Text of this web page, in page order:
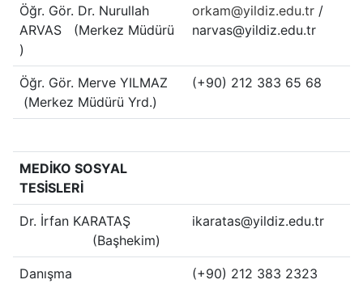
Öğr. Gör. Dr. Nurullah
ARVAS (Merkez Müdürü
)
orkam@yildiz.edu.tr /
narvas@yildiz.edu.tr
Öğr. Gör. Merve YILMAZ
(Merkez Müdürü Yrd.)
(+90) 212 383 65 68
MEDİKO SOSYAL
TESİSLERİ
Dr. İrfan KARATAŞ
(Başhekim)
ikaratas@yildiz.edu.tr
Danışma
(+90) 212 383 2323